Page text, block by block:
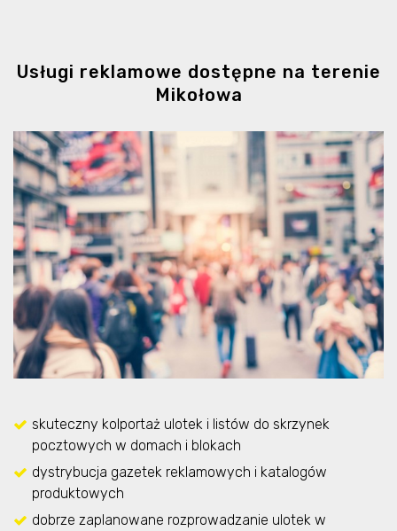
Usługi reklamowe dostępne na terenie
Mikołowa
skuteczny kolportaż ulotek i listów do skrzynek
pocztowych w domach i blokach
dystrybucja gazetek reklamowych i katalogów
produktowych
dobrze zaplanowane rozprowadzanie ulotek w